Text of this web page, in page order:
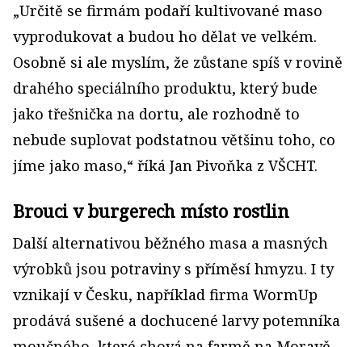
„Určitě se firmám podaří kultivované maso
vyprodukovat a budou ho dělat ve velkém.
Osobně si ale myslím, že zůstane spíš v rovině
drahého speciálního produktu, který bude
jako třešnička na dortu, ale rozhodně to
nebude suplovat podstatnou většinu toho, co
jíme jako maso,“ říká Jan Pivoňka z VŠCHT.
Brouci v burgerech místo rostlin
Další alternativou běžného masa a masných
výrobků jsou potraviny s příměsí hmyzu. I ty
vznikají v Česku, například firma WormUp
prodává sušené a dochucené larvy potemníka